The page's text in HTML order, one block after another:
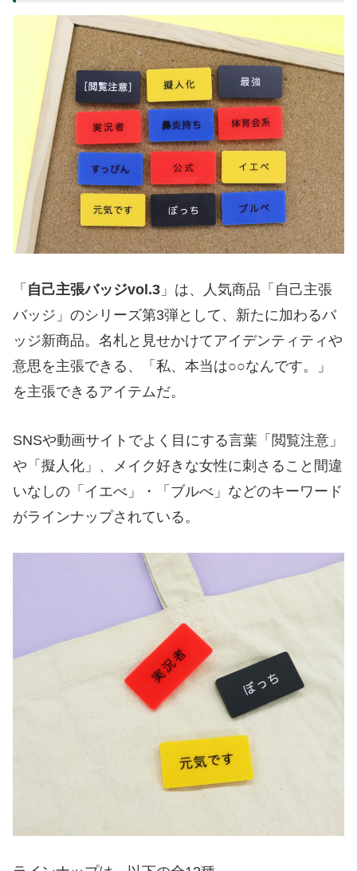
「 自己主張バッジvol.3 」は、人気商品「自己主張
バッジ」のシリーズ第3弾として、新たに加わるバ
ッジ新商品。名札と見せかけてアイデンティティや
意思を主張できる、「私、本当は○○なんです。」
を主張できるアイテムだ。
SNSや動画サイトでよく目にする言葉「閲覧注意」
や「擬人化」、メイク好きな女性に刺さること間違
いなしの「イエべ」・「ブルべ」などのキーワード
がラインナップされている。